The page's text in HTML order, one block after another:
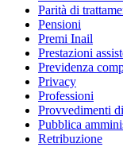
Parità di
Pensioni
Premi Inail
Prestazioni
Previdenza
Privacy
Professioni
Provvedimenti
Pubblica
Retribuzione